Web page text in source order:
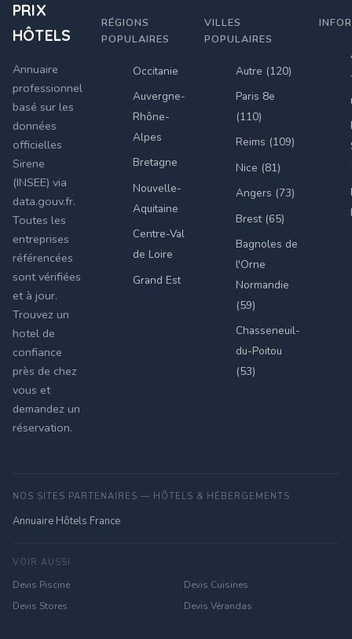
PRIX
HÔTELS
Annuaire
professionnel
basé sur les
données
officielles
Sirene
(INSEE) via
data.gouv.fr.
Toutes les
entreprises
référencées
sont vérifiées
et à jour.
Trouvez un
hotel de
confiance
près de chez
vous et
demandez un
réservation.
RÉGIONS
POPULAIRES
Occitanie
Auvergne-
Rhône-
Alpes
Bretagne
Nouvelle-
Aquitaine
Centre-Val
de Loire
Grand Est
VILLES
POPULAIRES
Autre (120)
Paris 8e
(110)
Reims (109)
Nice (81)
Angers (73)
Brest (65)
Bagnoles de
l'Orne
Normandie
(59)
Chasseneuil-
du-Poitou
(53)
NOS SITES PARTENAIRES — HÔTELS & HÉBERGEMENTS
Annuaire Hôtels France
VOIR AUSSI
Devis Piscine
Devis Cuisines
Devis Stores
Devis Vérandas